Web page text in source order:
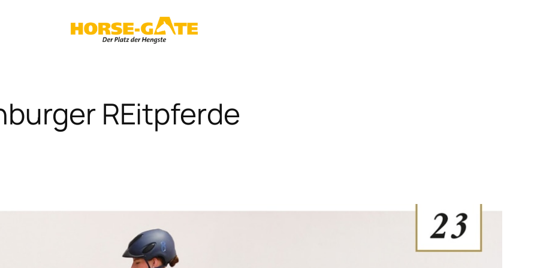
REitpferde